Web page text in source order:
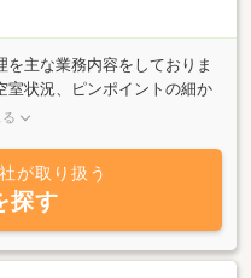
主な業務内容をしておりま
室状況、ピンポイントの細か
ております。長年の経験と
が取り扱う
探す